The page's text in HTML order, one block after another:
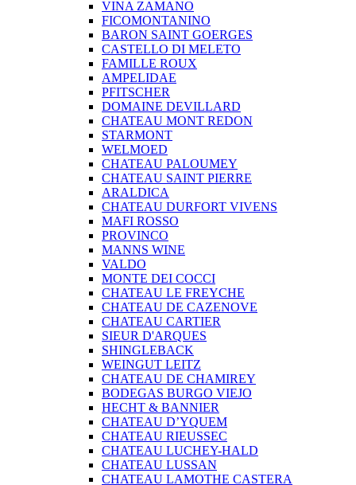
VINA ZAMANO
FICOMONTANINO
BARON SAINT GOERGES
CASTELLO DI MELETO
FAMILLE ROUX
AMPELIDAE
PFITSCHER
DOMAINE DEVILLARD
CHATEAU MONT REDON
STARMONT
WELMOED
CHATEAU PALOUMEY
CHATEAU SAINT PIERRE
ARALDICA
CHATEAU DURFORT VIVENS
MAFI ROSSO
PROVINCO
MANNS WINE
VALDO
MONTE DEI COCCI
CHATEAU LE FREYCHE
CHATEAU DE CAZENOVE
CHATEAU CARTIER
SIEUR D'ARQUES
SHINGLEBACK
WEINGUT LEITZ
CHATEAU DE CHAMIREY
BODEGAS BURGO VIEJO
HECHT & BANNIER
CHATEAU D’YQUEM
CHATEAU RIEUSSEC
CHATEAU LUCHEY-HALD
CHATEAU LUSSAN
CHATEAU LAMOTHE CASTERA